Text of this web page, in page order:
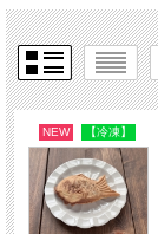
NEW 【冷凍】